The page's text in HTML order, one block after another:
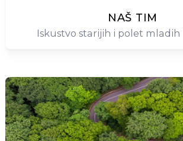
NAŠ TIM
Iskustvo starijih i polet mladih